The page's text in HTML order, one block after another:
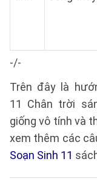
-/-
Trên đây là
11 Chân trời
giống vô tính và
xem thêm các
Soạn Sinh 11